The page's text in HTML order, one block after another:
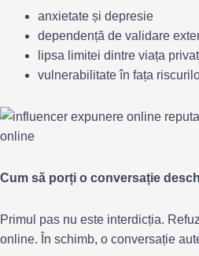
anxietate și depresie
dependență de validare
lipsa limitei dintre viața
vulnerabilitate în fața
Cum să porți o conversație
Primul pas nu este interdicția.
online. În schimb, o conversație